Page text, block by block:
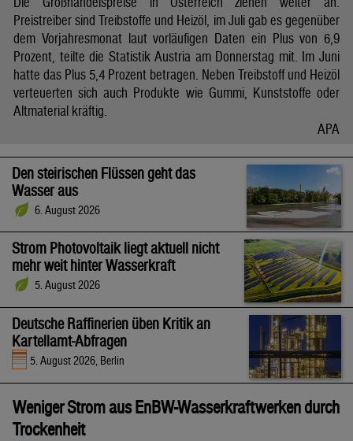
Preistreiber sind Treibstoffe und Heizöl, im Juli gab es gegenüber
dem Vorjahresmonat laut vorläufigen Daten ein Plus von 6,9
Prozent, teilte die Statistik Austria am Donnerstag mit. Im Juni
hatte das Plus 5,4 Prozent betragen. Neben Treibstoff und Heizöl
verteuerten sich auch Produkte wie Gummi, Kunststoffe oder
Altmaterial kräftig.
APA
Den steirischen Flüssen geht das
Wasser aus
6. August 2026
Strom Photovoltaik liegt aktuell nicht
mehr weit hinter Wasserkraft
5. August 2026
Deutsche Raffinerien üben Kritik an
Kartellamt-Abfragen
5. August 2026, Berlin
Weniger Strom aus EnBW-Wasserkraftwerken durch
Trockenheit